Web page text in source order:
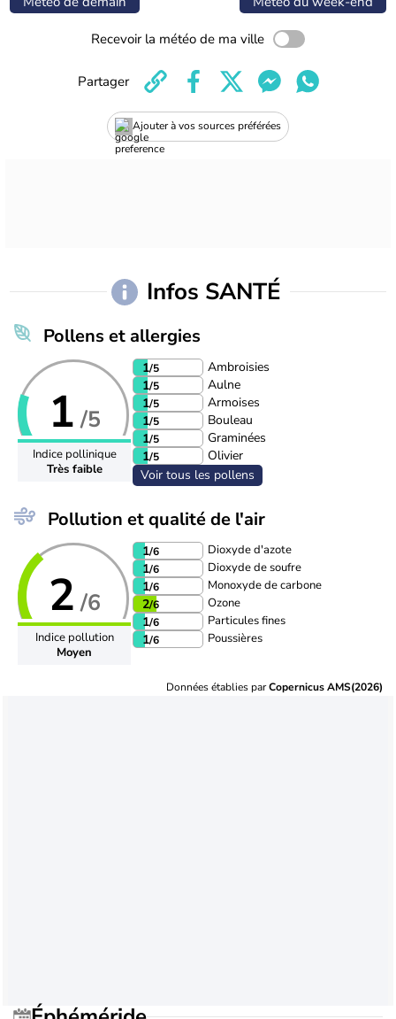
Recevoir la météo de ma ville
Ajouter à vos sources préférées
Partager
Infos SANTÉ
Pollens et allergies
1 /5
Indice pollinique
Très faible
1/5
Ambroisies
1/5
Aulne
1/5
Armoises
1/5
Bouleau
1/5
Graminées
1/5
Olivier
Voir tous les pollens
Pollution et qualité de l'air
2 /6
Indice pollution
Moyen
1/6 Dioxyde d'azote
1/6 Dioxyde de soufre
1/6 Monoxyde de carbone
2/6 Ozone
1/6 Particules fines
1/6 Poussières
Données établies parCopernicus AMS(2026)